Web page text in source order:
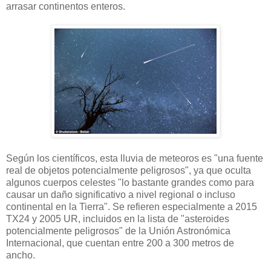
arrasar continentos enteros.
Según los científicos, esta lluvia de meteoros es "una fuente
real de objetos potencialmente peligrosos", ya que oculta
algunos cuerpos celestes "lo bastante grandes como para
causar un daño significativo a nivel regional o incluso
continental en la Tierra". Se refieren especialmente a 2015
TX24 y 2005 UR, incluidos en la lista de "asteroides
potencialmente peligrosos" de la Unión Astronómica
Internacional, que cuentan entre 200 a 300 metros de
ancho.